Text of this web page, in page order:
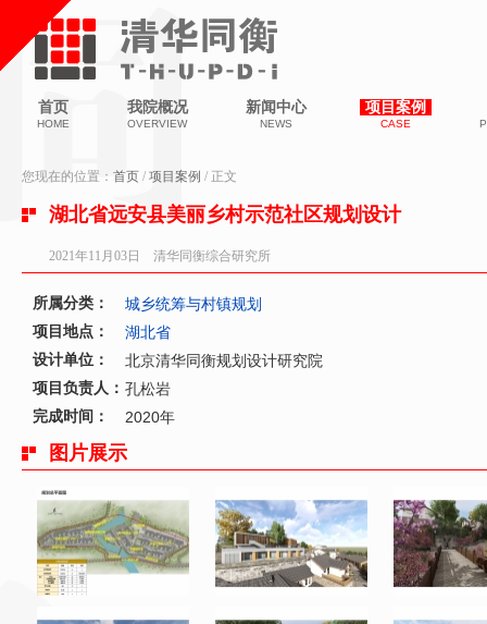
首页
HOME
我院概况
OVERVIEW
新闻中心
NEWS
项目案例
CASE
您现在的位置： 首页 / 项目案例 / 正文
湖北省远安县美丽乡村示范社区规划设计
2021年11月03日 清华同衡综合研究所
所属分类： 城乡统筹与村镇规划
项目地点： 湖北省
设计单位： 北京清华同衡规划设计研究院
项目负责人： 孔松岩
完成时间： 2020年
图片展示